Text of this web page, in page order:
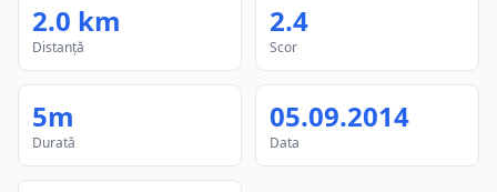
2.0 km
Distanță
2.4
Scor
5m
Durată
05.09.2014
Data